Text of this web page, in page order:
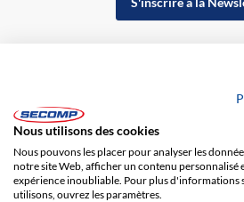
Nous utilisons des cookies
Nous pouvons les placer pour analyser les
notre site Web, afficher un contenu personnalisé
expérience inoubliable. Pour plus d'informations
utilisons, ouvrez les paramètres.